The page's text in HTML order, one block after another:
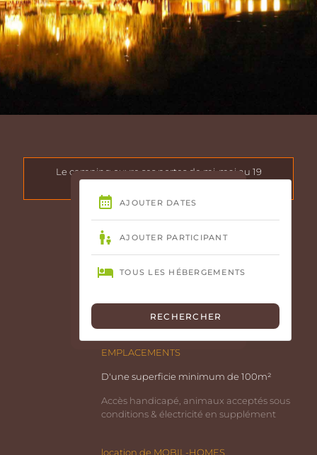
Le camping ouvre ses portes de mi-mai au 19
GÎTE LE LAC
Tout équipé, d'une surface de 85m²
avec lave vaisselle, télévision, chauffage.
EMPLACEMENTS
D'une superficie minimum de 100m²
Accès handicapé, animaux acceptés sous
conditions & électricité en supplément
location de MOBIL-HOMES